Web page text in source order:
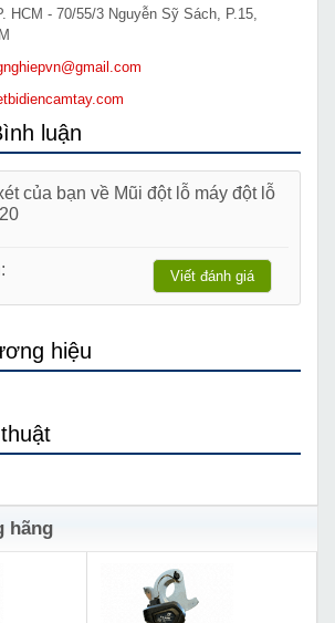
HCM - 70/55/3 Nguyễn Sỹ Sách, P.15,
luận
của bạn về Mũi đột lỗ máy đột lỗ
Viết đánh giá
hiệu
hãng